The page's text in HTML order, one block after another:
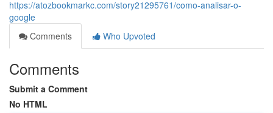
https://atozbookmarkc.com/story21295761/como-analisar-o-
google
Comments
Who Upvoted
Comments
Submit a Comment
No HTML